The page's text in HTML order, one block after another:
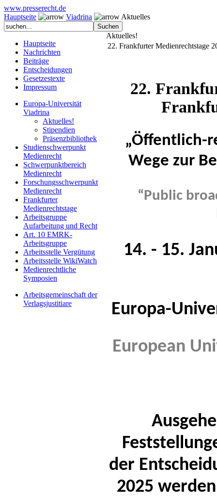
www.presserecht.de
Hauptseite
Viadrina Aktuelles
Hauptseite
Nachrichten
Beiträge
Entscheidungen
Gesetzestexte
Impressum
Europa-Universität
Viadrina
Aktuelles!
Stipendien
Präsenzbibliothek
Studienschwerpunkt
Medienrecht
Schwerpunktbereich
Medienrecht
Forschungsschwerpunkt
Medienrecht
Frankfurter
Medienrechtstage
Arbeitsgruppe
Aufarbeitung und Recht
Art. 10 EMRK-
Arbeitsgruppe
Arbeitsstelle Vergütung
Arbeitsstelle WikiWatch
Medienrechtliche
Symposien
Arbeitsgemeinschaft der
Verlagsjustitiare
Aktuelles!
22. Frankfurter Medienrechtstage
22.
„Öffentlich-
Wege zur
“Public
14. - 15.
Europa-
European
der
2025